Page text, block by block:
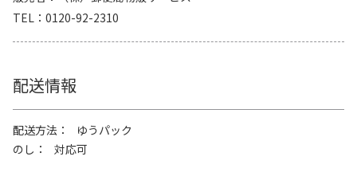
TEL
0120-92-2310
配送情報
配送方法
ゆうパック
のし
対応可